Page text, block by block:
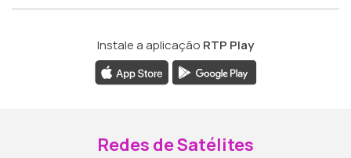
Instale a aplicação RTP Play
Redes de Satélites